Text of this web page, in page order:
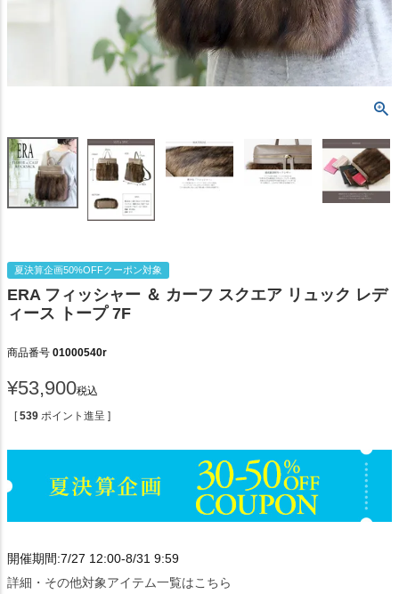
夏決算企画50%OFFクーポン対象
ERA フィッシャー ＆ カーフ スクエア リュック レデ
ィース トープ 7F
商品番号 01000540r
¥53,900税込
[ 539 ポイント進呈 ]
開催期間:7/27 12:00-8/31 9:59
詳細・その他対象アイテム一覧はこちら